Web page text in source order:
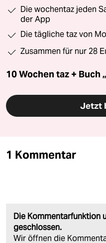
Die wochentaz jeden
der App
Die tägliche taz von
Zusammen für nur 28
10 Wochen taz + Buch
Jetzt
1 Kommentar
Die Kommentarfunktion
geschlossen.
Wir öffnen die